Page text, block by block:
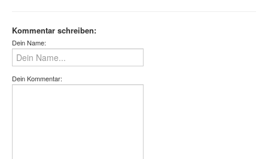
Kommentar schreiben:
Dein Name:
Dein Kommentar: